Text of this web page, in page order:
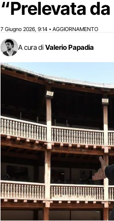
“Prelevata
7 Giugno 2026 9:14 • AGGIORNAMENTO
A cura di Valerio Papadia